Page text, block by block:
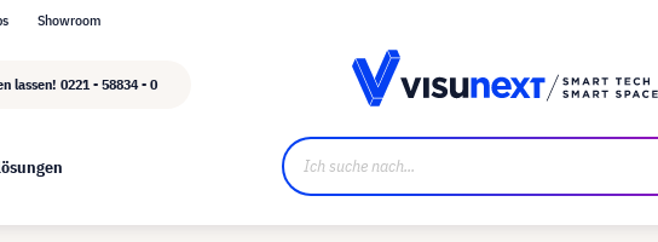
Showroom
lassen! 0221 - 58834 - 0